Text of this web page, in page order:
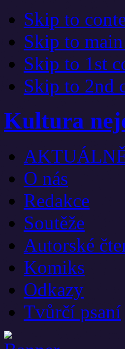
Skip to
Skip to
Skip to 1st
Skip to 2nd
Kultura
O nás
Redakce
Soutěže
Autorské
Komiks
Odkazy
Tvůrčí psaní